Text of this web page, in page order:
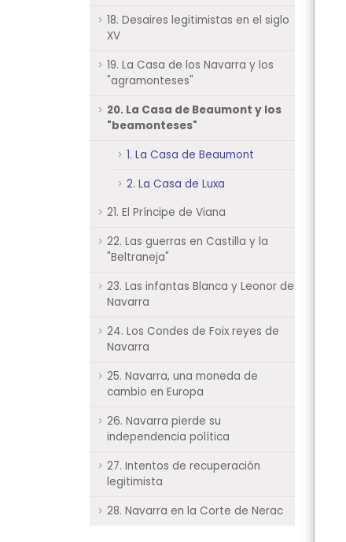
18. Desaires legitimistas en el siglo
XV
19. La Casa de los Navarra y los
"agramonteses"
20. La Casa de Beaumont y los
"beamonteses"
1. La Casa de Beaumont
2. La Casa de Luxa
21. El Príncipe de Viana
22. Las guerras en Castilla y la
"Beltraneja"
23. Las infantas Blanca y Leonor de
Navarra
24. Los Condes de Foix reyes de
Navarra
25. Navarra, una moneda de
cambio en Europa
26. Navarra pierde su
independencia política
27. Intentos de recuperación
legitimista
28. Navarra en la Corte de Nerac